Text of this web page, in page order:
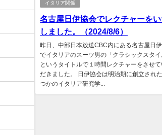
イタリア関係
名古屋日伊協会でレクチャーをい
しました。（2024/8/6）
昨日、中部日本放送CBC内にある名古屋日
でイタリアのスーツ男の「クラシックスタイ
というタイトルで１時間レクチャーをさせて
だきました。 日伊協会は明治期に創立された
つかのイタリア研究学...